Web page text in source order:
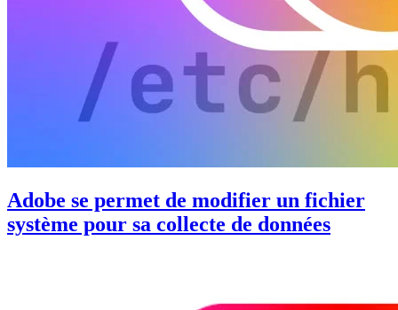
Adobe se permet de modifier un fichier
système pour sa collecte de données